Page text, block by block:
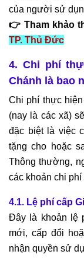
của người sử
👉 Tham khảo
TP. Thủ Đức
4. Chi phí
Chánh là bao
Chi phí thực
(nay là các xã)
đặc biệt là việc
tặng cho hoặc
Thông thường,
các khoản chi phí
4.1. Lệ phí cấp
Đây là khoản lệ
mới, cấp đổi
nhận quyền sử